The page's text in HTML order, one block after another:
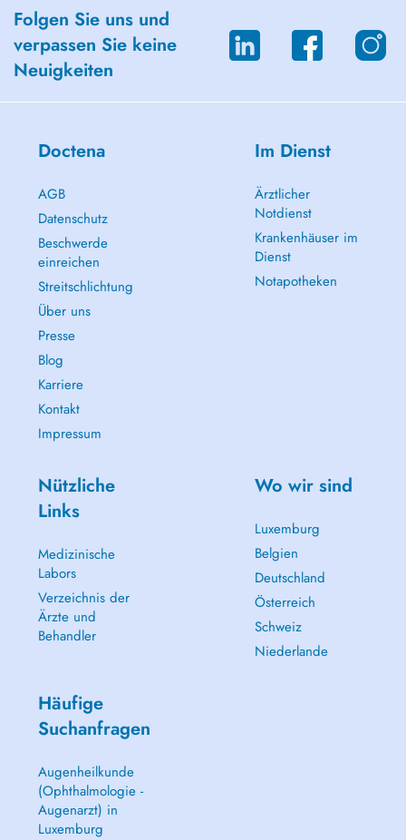
Folgen Sie uns und
verpassen Sie keine
Neuigkeiten
Doctena
AGB
Datenschutz
Beschwerde
einreichen
Streitschlichtung
Über uns
Presse
Blog
Karriere
Kontakt
Impressum
Im Dienst
Ärztlicher
Notdienst
Krankenhäuser im
Dienst
Notapotheken
Nützliche
Links
Medizinische
Labors
Verzeichnis der
Ärzte und
Behandler
Wo wir sind
Luxemburg
Belgien
Deutschland
Österreich
Schweiz
Niederlande
Häufige
Suchanfragen
Augenheilkunde
(Ophthalmologie -
Augenarzt) in
Luxemburg